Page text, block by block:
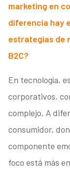
marketing en
diferencia hay
estrategias de
B2C?
En tecnología,
corporativos,
complejo. A
consumidor,
componente
foco está más